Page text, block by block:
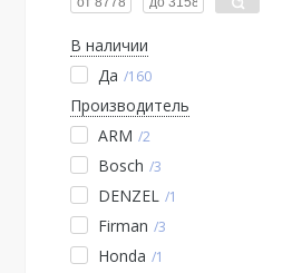
В наличии
Да
160
Производитель
ARM 2
Bosch 3
DENZEL 1
Firman 3
Honda 1